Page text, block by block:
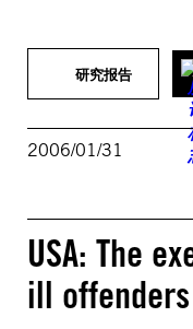
研究报告
2006/01/31
USA: The
ill offenders